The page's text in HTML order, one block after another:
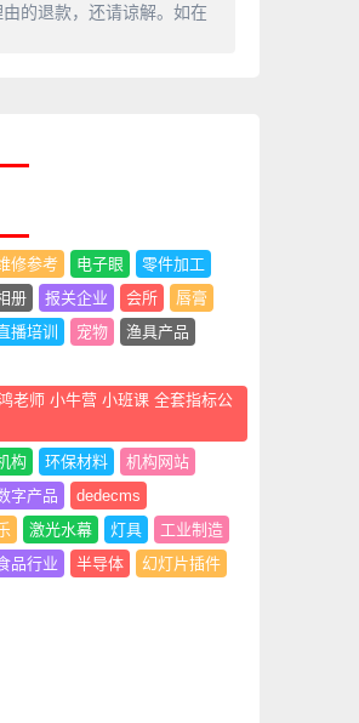
的退款，还请谅解。如在
修参考 电子眼
零件加工
册 报关企业 会所
唇膏
播培训 宠物
渔具产品
老师 小牛营 小班课 全套指标公
构 环保材料
机构网站
字产品
dedecms
激光水幕 灯具
工业制造
品行业 半导体 幻灯片插件